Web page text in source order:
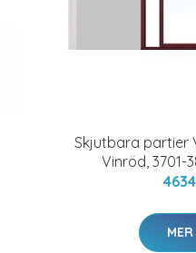
Skjutbara partier
Vinröd, 3701-